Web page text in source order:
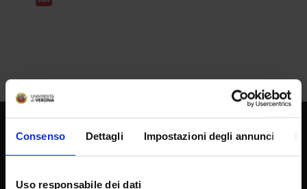
Consenso Dettagli Impostazioni degli annunci
Uso responsabile dei dati
UNIVERSITY SERVICES